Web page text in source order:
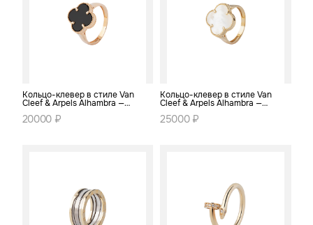
Кольцо-клевер в стиле Van
Cleef & Arpels Alhambra —
20000 ₽
Кольцо-клевер в стиле Van
Cleef & Arpels Alhambra —
25000 ₽